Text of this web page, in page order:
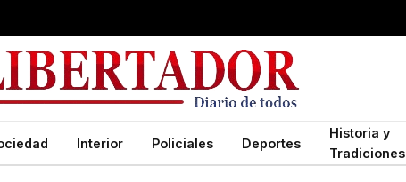
Interior Policiales Deportes
Historia y
Tradiciones